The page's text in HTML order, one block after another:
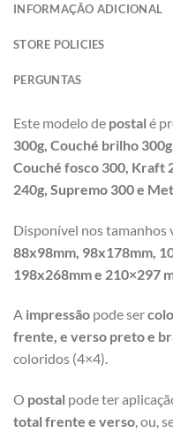
INFORMAÇÃO ADICIONAL
STORE POLICIES
PERGUNTAS
Este modelo de postal é
300g, Couché brilho
Couché fosco 300, Kraft
240g, Supremo 300 e
Disponível nos tamanhos
88x98mm, 98x178mm,
198x268mm e 210×297
A impressão pode ser
frente, e verso preto e
coloridos (4×4).
O postal pode ter
total frente e verso, ou,